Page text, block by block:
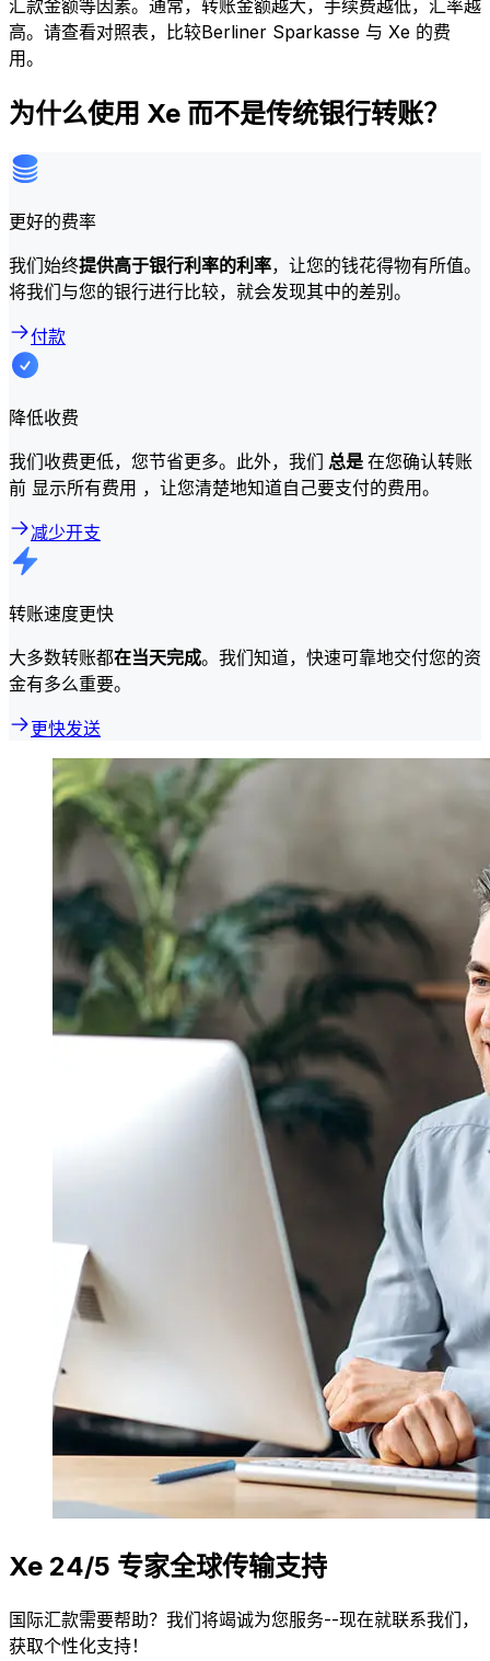
汇款金额等因素。通常，转账金额越大，手续费越低，汇率越
高。请查看对照表，比较Berliner Sparkasse 与 Xe 的费
用。
为什么使用 Xe 而不是传统银行转账？
更好的费率
我们始终提供高于银行利率的利率，让您的钱花得物有所值。
将我们与您的银行进行比较，就会发现其中的差别。
付款
降低收费
我们收费更低，您节省更多。此外，我们 总是在您确认转账
前 显示所有费用 ，让您清楚地知道自己要支付的费用。
减少开支
转账速度更快
大多数转账都在当天完成。我们知道，快速可靠地交付您的资
金有多么重要。
更快发送
Xe 24/5 专家全球传输支持
国际汇款需要帮助？我们将竭诚为您服务--现在就联系我们，
获取个性化支持！